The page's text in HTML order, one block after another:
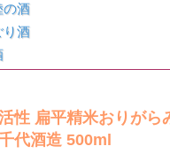
の酒
り酒
性 扁平精米おりがら
代酒造 500ml